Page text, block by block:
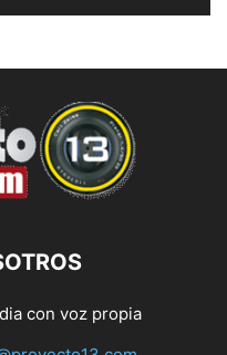
con voz propia